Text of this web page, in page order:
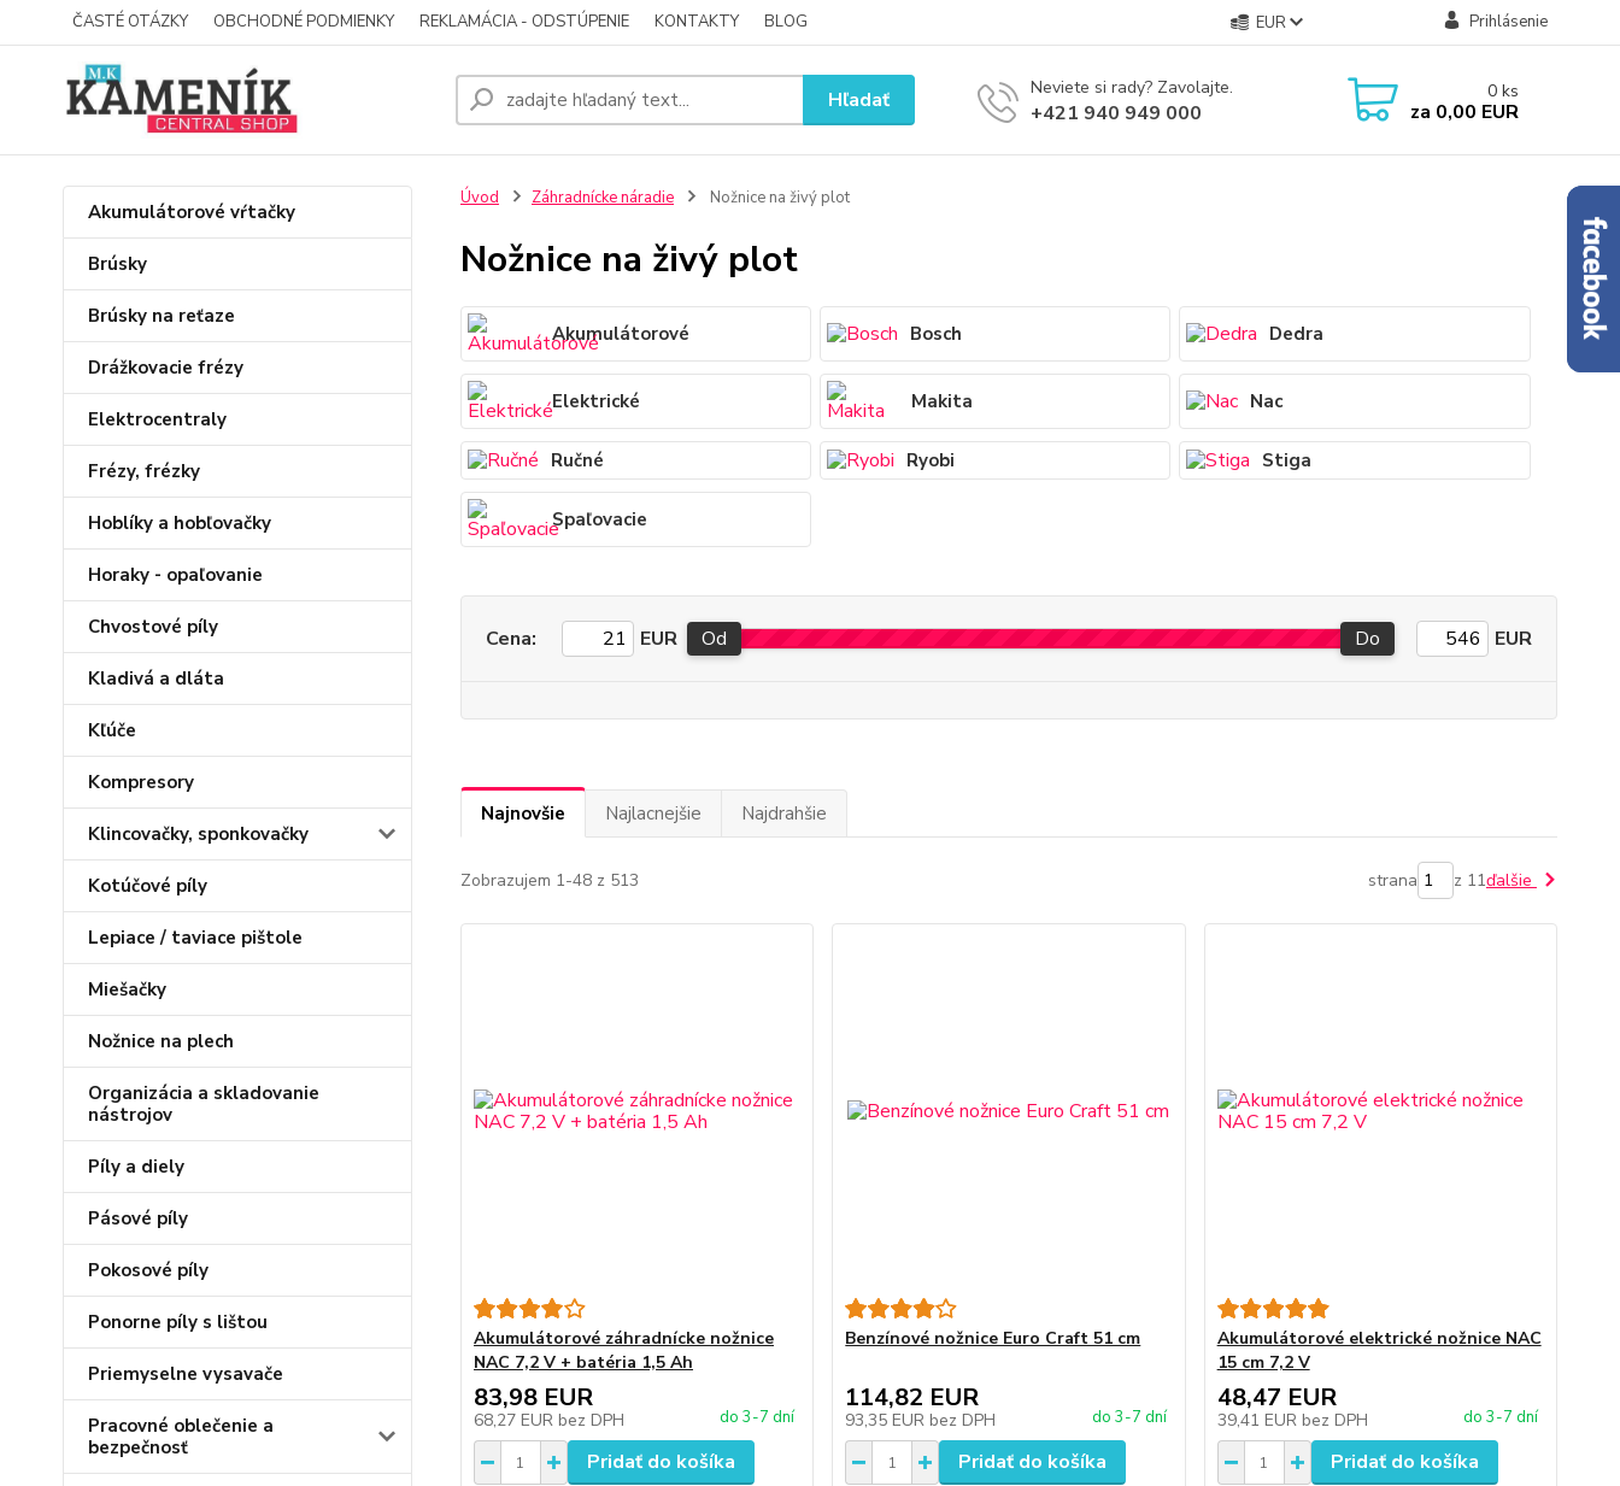
ČASTÉ OTÁZKY OBCHODNÉ PODMIENKY REKLAMÁCIA - ODSTÚPENIE KONTAKTY BLOG EUR Prihlásenie
Hľadať Neviete si rady? Zavolajte.
+421 940 949 000
0 ks
za 0,00 EUR
Akumulátorové vŕtačky
Brúsky
Brúsky na reťaze
Drážkovacie frézy
Elektrocentraly
Frézy, frézky
Hoblíky a hobľovačky
Horaky - opaľovanie
Chvostové píly
Kladivá a dláta
Kľúče
Kompresory
Klincovačky, sponkovačky
Kotúčové píly
Lepiace / taviace pištole
Miešačky
Nožnice na plech
Organizácia a skladovanie
nástrojov
Píly a diely
Pásové píly
Pokosové píly
Ponorne píly s lištou
Priemyselne vysavače
Pracovné oblečenie a
bezpečnosť
Úvod Záhradnícke náradie Nožnice na živý plot
Nožnice na živý plot
Akumulátorové Bosch Dedra
Elektrické Makita Nac
Ručné Ryobi Stiga
Spaľovacie
Cena: EUR Od Do EUR
Najnovšie Najlacnejšie Najdrahšie
Zobrazujem 1-48 z 513 strana z 11ďalšie
Akumulátorové záhradnícke nožnice
NAC 7,2 V + batéria 1,5 Ah
83,98 EUR
68,27 EUR bez DPH do 3-7 dní
Pridať do košíka
Benzínové nožnice Euro Craft 51 cm
114,82 EUR
93,35 EUR bez DPH do 3-7 dní
Pridať do košíka
Akumulátorové elektrické nožnice NAC
15 cm 7,2 V
48,47 EUR
39,41 EUR bez DPH do 3-7 dní
Pridať do košíka